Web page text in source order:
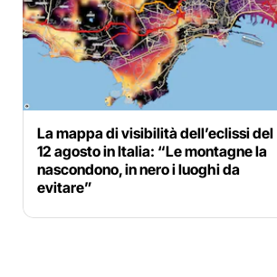
La mappa di visibilità dell’eclissi del
12 agosto in Italia: “Le montagne la
nascondono, in nero i luoghi da
evitare”